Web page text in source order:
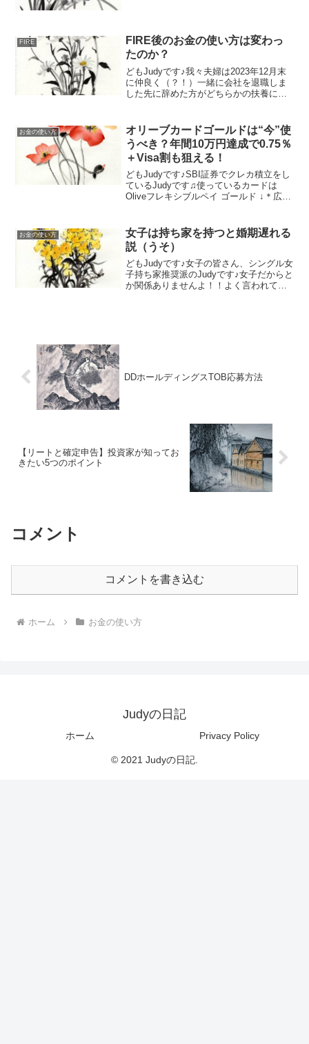
すが、、今は踏ん...
FIRE
FIRE後のお金の使い方は変わっ
たのか？
どもJudyです♪我々夫婦は2023年12月末
に仲良く（？！）一緒に会社を退職しま
した先に辞めた方がどちらかの扶養に入
めました周りからはおどろかれましたし
（⊙ｏ⊙）、あ...
お金の使い方
オリーブカードゴールドは“今”使
うべき？年間10万円達成で0.75％
＋Visa割も狙える！
どもJudyです♪SBI証券でクレカ積立をし
ているJudyです♫使っているカードは
Oliveフレキシブルペイ ゴールド ↓＊広告
とどうなる？SBI証券 のクレカ積...
お金の使い方
女子は持ち家を持つと婚期遅れる
説（うそ）
どもJudyです♪女子の皆さん、シングル女
子持ち家推奨派のJudyです♪女子だからと
か関係ありませんよ！！よく言われてい
DDホールディングスTOB応募方法
【リートと確定申告】投資家が知ってお
きたい5つのポイント
コメント
コメントを書き込む
ホーム お金の使い方
Judyの日記
ホーム Privacy Policy
© 2021 Judyの日記.